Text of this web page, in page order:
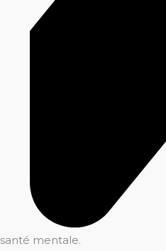
mentale.